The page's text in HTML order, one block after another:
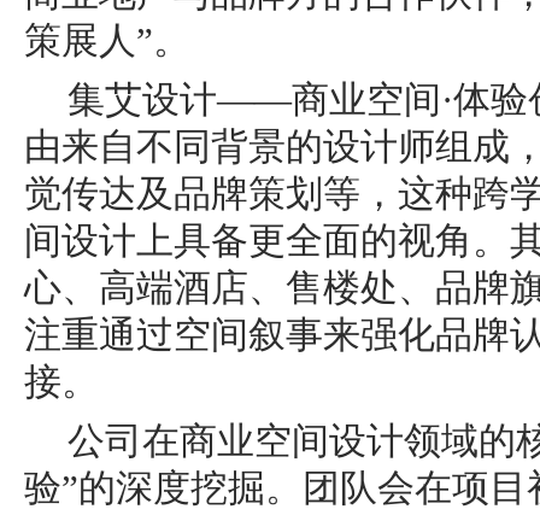
策展人”。
集艾设计——商业空间·体验
由来自不同背景的设计师组成
觉传达及品牌策划等，这种跨
间设计上具备更全面的视角。
心、高端酒店、售楼处、品牌
注重通过空间叙事来强化品牌
接。
公司在商业空间设计领域的
验”的深度挖掘。团队会在项